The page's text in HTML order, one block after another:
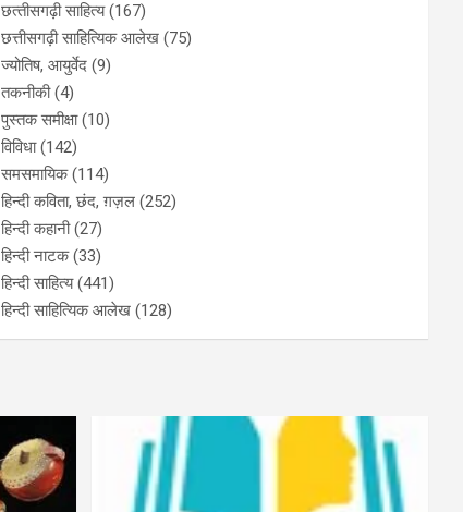
छत्‍तीसगढ़ी साहित्‍य(167)
छत्तीसगढ़ी साहित्यिक आलेख (75)
ज्योतिष, आयुर्वेद (9)
तकनीकी(4)
पुस्‍तक समीक्षा(10)
विविधा(142)
समसमायिक(114)
हिन्दी कविता, छंद, ग़ज़ल (252)
हिन्दी कहानी(27)
हिन्‍दी नाटक(33)
हिन्दी साहित्य(441)
हिन्दी साहित्यिक आलेख (128)